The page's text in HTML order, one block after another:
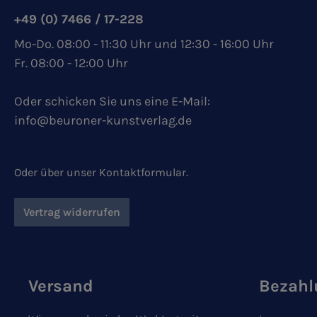
+49 (0) 7466 / 17-228
Mo-Do. 08:00 - 11:30 Uhr und 12:30 - 16:00 Uhr
Fr. 08:00 - 12:00 Uhr
Oder schicken Sie uns eine E-Mail:
info@beuroner-kunstverlag.de
Oder über unser Kontaktformular.
Vertrag widerrufen
Versand